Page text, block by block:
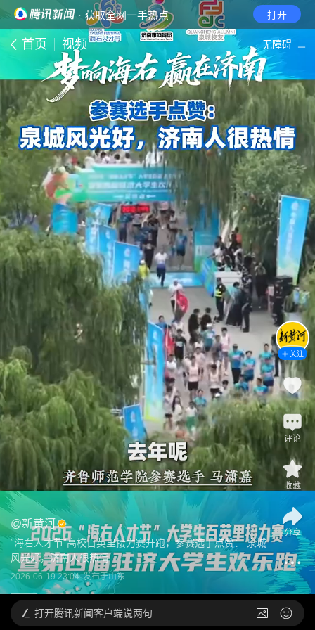
· 获取全网一手热点 打开
首页 视频 无障碍
@新黄河
“海右人才节”高校百英里接力赛开跑，参赛选手点赞： 泉城
风光好，济南人很热情
2026-06-19 23:04 发布于山东
关注
评论
收藏
分享
打开腾讯新闻客户端说两句